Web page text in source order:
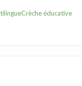
Crèche éducative